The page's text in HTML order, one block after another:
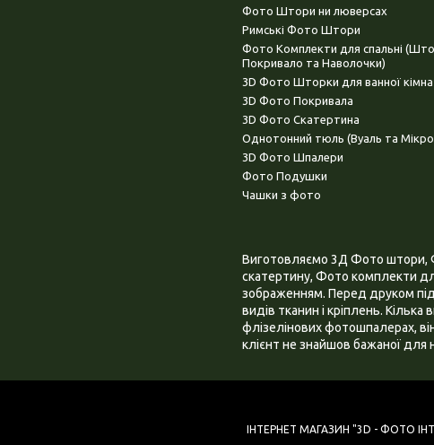
Фото Штори ни люверсах
Римські Фото Штори
Фото Комплекти для спальні
Покривало та Наволочки)
3D Фото Шторки для ванної
3D Фото Покривала
3D Фото Скатертина
Однотонний тюль (Вуаль та
3D Фото Шпалери
Фото Подушки
Чашки з фото
Виготовляємо 3Д Фото штори,
скатертину, Фото комплекти
зображенням. Перед друком
видів тканин і кріплень.
флізелінових фотошпалерах,
клієнт не знайшов бажаної для